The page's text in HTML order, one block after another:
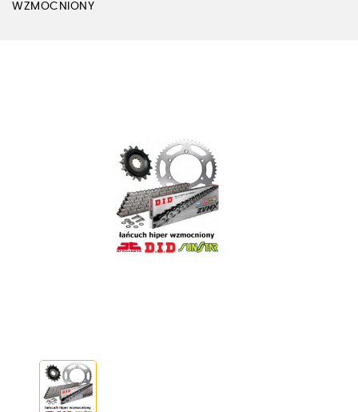
WZMOCNIONY